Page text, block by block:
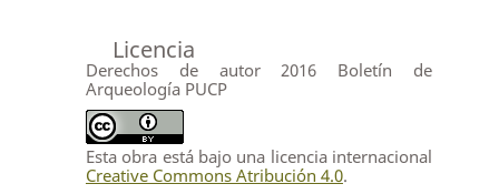
Licencia
Derechos de autor 2016 Boletín de
Arqueología PUCP
Esta obra está bajo una licencia internacional
Creative Commons Atribución 4.0.